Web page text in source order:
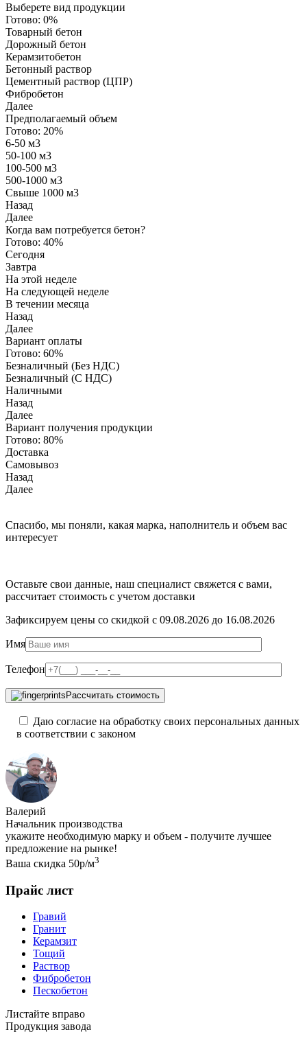
Выберете вид продукции
Готово: 0%
Товарный бетон
Дорожный бетон
Керамзитобетон
Бетонный раствор
Цементный раствор (ЦПР)
Фибробетон
Далее
Предполагаемый объем
Готово: 20%
6-50 м3
50-100 м3
100-500 м3
500-1000 м3
Свыше 1000 м3
Назад
Далее
Когда вам потребуется бетон?
Готово: 40%
Сегодня
Завтра
На этой неделе
На следующей неделе
В течении месяца
Назад
Далее
Вариант оплаты
Готово: 60%
Безналичный (Без НДС)
Безналичный (С НДС)
Наличными
Назад
Далее
Вариант получения продукции
Готово: 80%
Доставка
Самовывоз
Назад
Далее
Спасибо, мы поняли, какая марка, наполнитель и объем вас
интересует
Оставьте свои данные, наш специалист свяжется с вами,
рассчитает стоимость с учетом доставки
Зафиксируем цены со скидкой с 09.08.2026 до 16.08.2026
Имя
Телефон
Рассчитать стоимость
Даю согласие на обработку своих персональных данных
в соответствии с законом
Валерий
Начальник производства
укажите необходимую марку и объем - получите лучшее
предложение на рынке!
Ваша скидка 50р/м3
Прайс лист
Гравий
Гранит
Керамзит
Тощий
Раствор
Фибробетон
Пескобетон
Листайте вправо
Продукция завода